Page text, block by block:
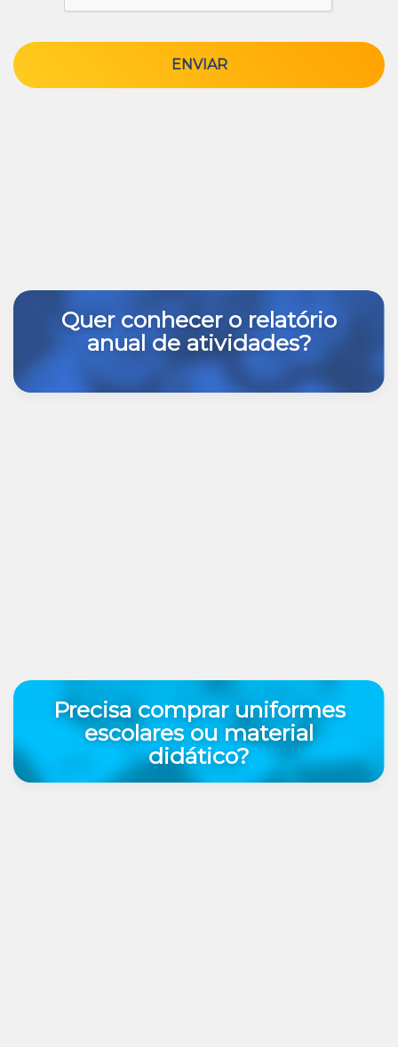
ENVIAR
Quer conhecer o relatório
anual de atividades?
Precisa comprar uniformes
escolares ou material
didático?